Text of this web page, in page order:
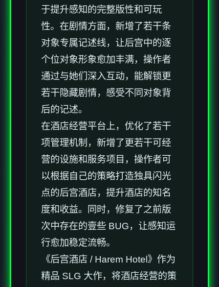
于提升感知的完整版性和可玩
性。在剧情方面，新增了若干条
对象专属记述线，让后宫中的逐
个位对象形象愈加丰满，操作者
通过与她们深入互动，能解锁更
若干隐藏剧情，感受不同对象背
后的记述。
在酒店经营平台上，优化了若干
项管理机制，新增了更若干可经
营的设施和服务项目，操作者可
以根据自己的策略打造独具闪光
点的后宫酒店，提升酒店的知名
度和收益。同时，修复了之前版
次中存在的壹些 BUG，让感知运
行愈加稳定流畅。
《后宫酒店 / Harem Hotel》作为
精品 SLG 大作，将酒店经营的策